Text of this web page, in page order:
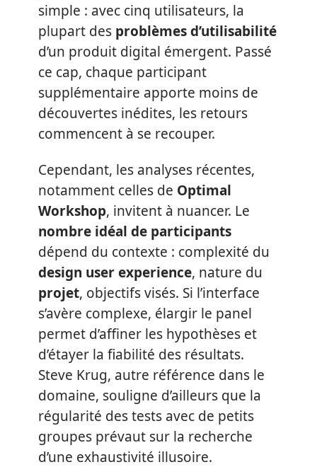
simple : avec cinq utilisateurs, la
plupart des problèmes d’utilisabilité
d’un produit digital émergent. Passé
ce cap, chaque participant
supplémentaire apporte moins de
découvertes inédites, les retours
commencent à se recouper.
Cependant, les analyses récentes,
notamment celles de Optimal
Workshop, invitent à nuancer. Le
nombre idéal de participants
dépend du contexte : complexité du
design user experience, nature du
projet, objectifs visés. Si l’interface
s’avère complexe, élargir le panel
permet d’affiner les hypothèses et
d’étayer la fiabilité des résultats.
Steve Krug, autre référence dans le
domaine, souligne d’ailleurs que la
régularité des tests avec de petits
groupes prévaut sur la recherche
d’une exhaustivité illusoire.